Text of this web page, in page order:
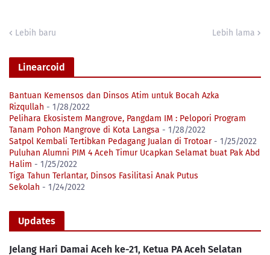
Lebih baru Lebih lama
Linearcoid
Bantuan Kemensos dan Dinsos Atim untuk Bocah Azka
Rizqullah - 1/28/2022
Pelihara Ekosistem Mangrove, Pangdam IM : Pelopori Program
Tanam Pohon Mangrove di Kota Langsa - 1/28/2022
Satpol Kembali Tertibkan Pedagang Jualan di Trotoar- 1/25/2022
Puluhan Alumni PIM 4 Aceh Timur Ucapkan Selamat buat Pak Abd
Halim - 1/25/2022
Tiga Tahun Terlantar, Dinsos Fasilitasi Anak Putus
Sekolah - 1/24/2022
Updates
Jelang Hari Damai Aceh ke-21, Ketua PA Aceh Selatan